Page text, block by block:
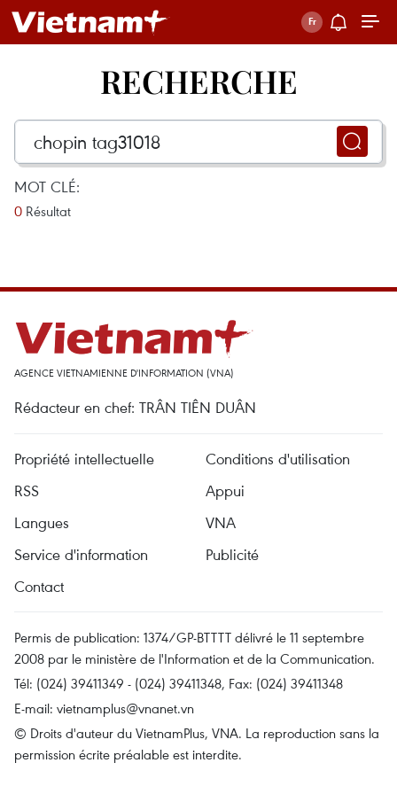
RECHERCHE
MOT CLÉ:
0 Résultat
AGENCE VIETNAMIENNE D'INFORMATION (VNA)
Rédacteur en chef: TRÂN TIÊN DUÂN
Propriété intellectuelle
Conditions d'utilisation
RSS
Appui
Langues
VNA
Service d'information
Publicité
Contact
Permis de publication: 1374/GP-BTTTT délivré le 11 septembre
2008 par le ministère de l'Information et de la Communication.
Tél: (024) 39411349 - (024) 39411348, Fax: (024) 39411348
E-mail: vietnamplus@vnanet.vn
© Droits d'auteur du VietnamPlus, VNA. La reproduction sans la
permission écrite préalable est interdite.